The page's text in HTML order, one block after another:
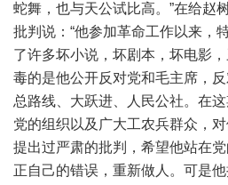
蛇舞，也与天公试比高。”在给赵
批判说：“他参加革命工作以来，
了许多坏小说，坏剧本，坏电影
毒的是他公开反对党和毛主席，
总路线、大跃进、人民公社。在
党的组织以及广大工农兵群众，
提出过严肃的批判，希望他站在
正自己的错误，重新做人。可是